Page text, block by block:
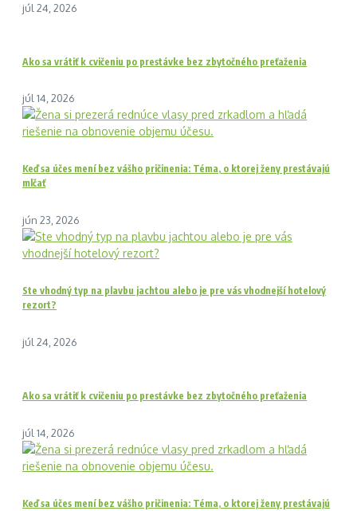
júl 24, 2026
Ako sa vrátiť k cvičeniu po prestávke bez zbytočného preťaženia
júl 14, 2026
Keď sa účes mení bez vášho pričinenia: Téma, o ktorej ženy prestávajú
mlčať
jún 23, 2026
Ste vhodný typ na plavbu jachtou alebo je pre vás vhodnejší hotelový
rezort?
júl 24, 2026
Ako sa vrátiť k cvičeniu po prestávke bez zbytočného preťaženia
júl 14, 2026
Keď sa účes mení bez vášho pričinenia: Téma, o ktorej ženy prestávajú